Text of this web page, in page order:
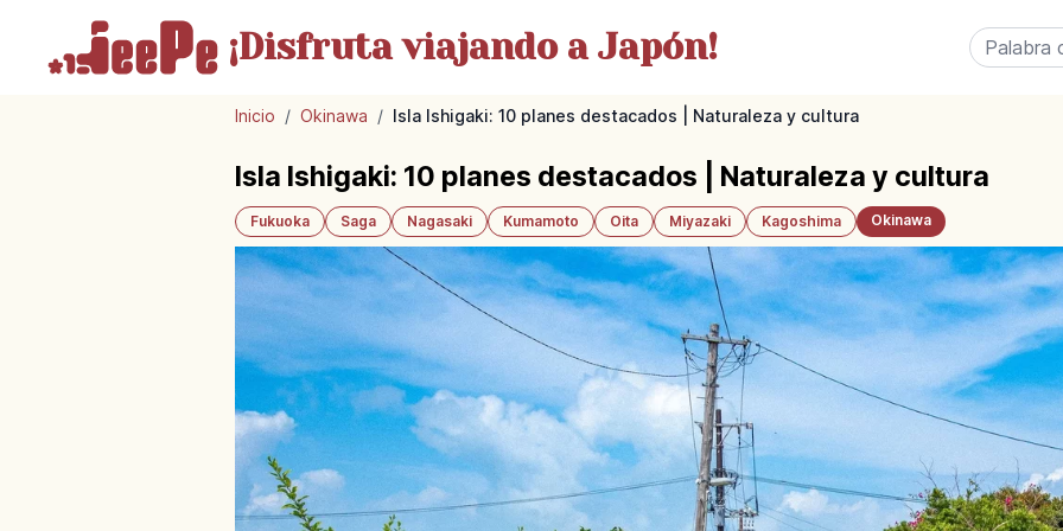
¡Disfrutaviajando a Japón!
Inicio / Okinawa / Isla Ishigaki: 10 planes destacados | Naturaleza y cultura
Isla Ishigaki: 10 planes destacados | Naturaleza y cultura
Fukuoka Saga Nagasaki Kumamoto Oita Miyazaki Kagoshima Okinawa